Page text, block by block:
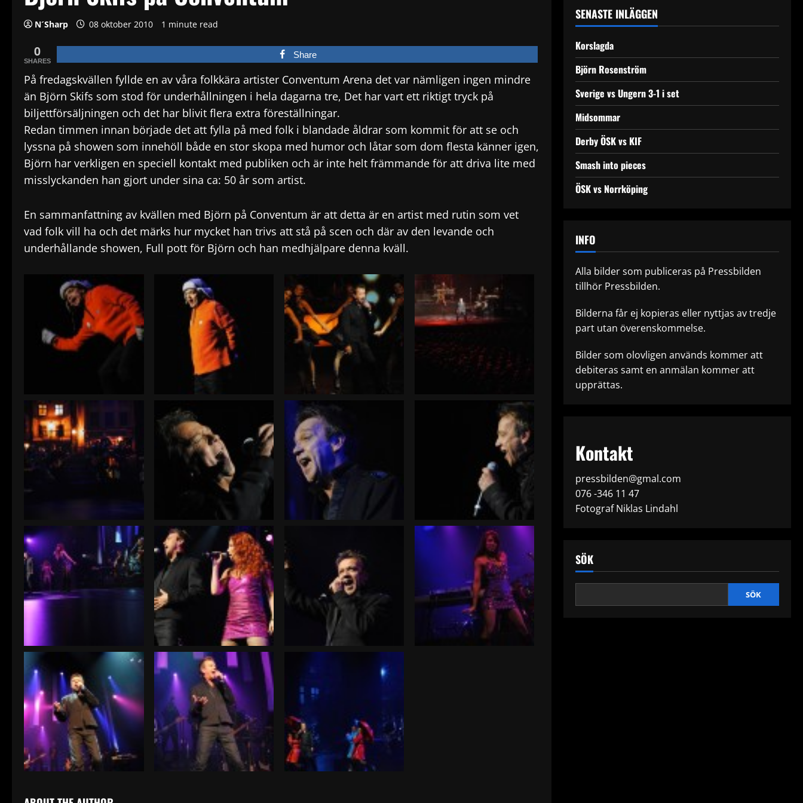
N´Sharp 08 oktober 2010 1 minute read
0
SHARES
Share
På fredagskvällen fyllde en av våra folkkära artister Conventum Arena det var nämligen ingen mindre
än Björn Skifs som stod för underhållningen i hela dagarna tre, Det har vart ett riktigt tryck på
biljettförsäljningen och det har blivit flera extra föreställningar.
Redan timmen innan började det att fylla på med folk i blandade åldrar som kommit för att se och
lyssna på showen som innehöll både en stor skopa med humor och låtar som dom flesta känner igen,
Björn har verkligen en speciell kontakt med publiken och är inte helt främmande för att driva lite med
misslyckanden han gjort under sina ca: 50 år som artist.
En sammanfattning av kvällen med Björn på Conventum är att detta är en artist med rutin som vet
vad folk vill ha och det märks hur mycket han trivs att stå på scen och där av den levande och
underhållande showen, Full pott för Björn och han medhjälpare denna kväll.
SENASTE INLÄGGEN
Korslagda
Björn Rosenström
Sverige vs Ungern 3-1 i set
Midsommar
Derby ÖSK vs KIF
Smash into pieces
ÖSK vs Norrköping
INFO
Alla bilder som publiceras på Pressbilden
tillhör Pressbilden.
Bilderna får ej kopieras eller nyttjas av tredje
part utan överenskommelse.
Bilder som olovligen används kommer att
debiteras samt en anmälan kommer att
upprättas.
Kontakt
pressbilden@gmal.com
076 -346 11 47
Fotograf Niklas Lindahl
SÖK
SÖK